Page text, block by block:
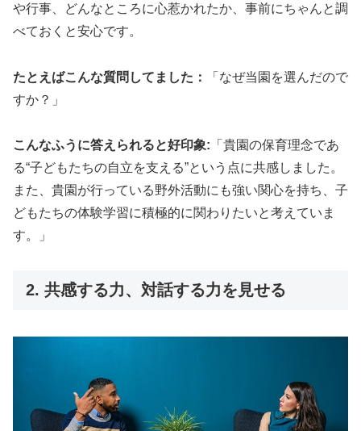
や行事、どんなところに心惹かれたか、事前にちゃんと調
べておくと安心です。
たとえばこんな質問してました：
「なぜ当園を選んだので
すか？」
こんなふうに答えられると好印象: 「貴園の保育理念であ
る“子どもたちの自立を支える”という点に共感しました。
また、貴園が行っている野外活動にも強い関心を持ち、子
どもたちの体験学習に積極的に関わりたいと考えていま
す。」
2. 共感する力、対話する力を見せる